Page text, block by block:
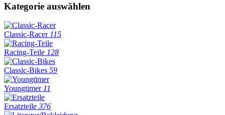
Kategorie auswählen
Classic-Racer 115
Racing-Teile 128
Classic-Bikes 59
Youngtimer 11
Ersatzteile 376